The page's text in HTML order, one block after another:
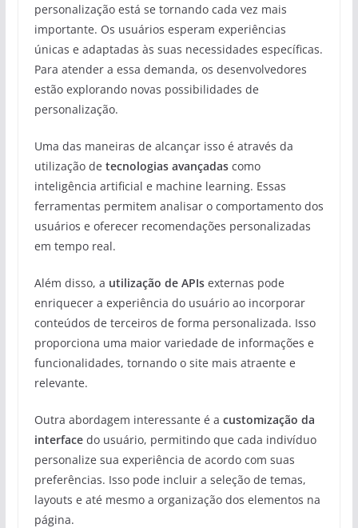
personalização está se tornando cada vez mais
importante. Os usuários esperam experiências
únicas e adaptadas às suas necessidades específicas.
Para atender a essa demanda, os desenvolvedores
estão explorando novas possibilidades de
personalização.
Uma das maneiras de alcançar isso é através da
utilização de tecnologias avançadascomo
inteligência artificial e machine learning. Essas
ferramentas permitem analisar o comportamento dos
usuários e oferecer recomendações personalizadas
em tempo real.
Além disso, a utilização de APIsexternas pode
enriquecer a experiência do usuário ao incorporar
conteúdos de terceiros de forma personalizada. Isso
proporciona uma maior variedade de informações e
funcionalidades, tornando o site mais atraente e
relevante.
Outra abordagem interessante é a customização da
interfacedo usuário, permitindo que cada indivíduo
personalize sua experiência de acordo com suas
preferências. Isso pode incluir a seleção de temas,
layouts e até mesmo a organização dos elementos na
página.